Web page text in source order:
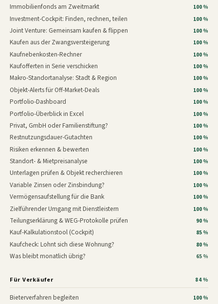
Immobilienfonds am Zweitmarkt 100 %
Investment-Cockpit: Finden, rechnen, teilen 100 %
Joint Venture: Gemeinsam kaufen & flippen 100 %
Kaufen aus der Zwangsversteigerung 100 %
Kaufnebenkosten-Rechner 100 %
Kaufofferten in Serie verschicken 100 %
Makro-Standortanalyse: Stadt & Region 100 %
Objekt-Alerts für Off-Market-Deals 100 %
Portfolio-Dashboard 100 %
Portfolio-Überblick in Excel 100 %
Privat, GmbH oder Familienstiftung? 100 %
Restnutzungsdauer-Gutachten 100 %
Risiken erkennen & bewerten 100 %
Standort- & Mietpreisanalyse 100 %
Unterlagen prüfen & Objekt recherchieren 100 %
Variable Zinsen oder Zinsbindung? 100 %
Vermögensaufstellung für die Bank 100 %
Zielführender Umgang mit Dienstleistern 100 %
Teilungserklärung & WEG-Protokolle prüfen 90 %
Kauf-Kalkulationstool (Cockpit) 85 %
Kaufcheck: Lohnt sich diese Wohnung? 80 %
Was bleibt monatlich übrig? 65 %
Für Verkäufer 84 %
Bieterverfahren begleiten 100 %